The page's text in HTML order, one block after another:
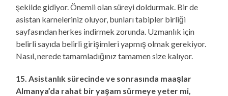
şekilde gidiyor. Önemli olan süreyi doldurmak. Bir de
asistan karneleriniz oluyor, bunları tabipler birliği
sayfasından herkes indirmek zorunda. Uzmanlık için
belirli sayıda belirli girişimleri yapmış olmak gerekiyor.
Nasıl, nerede tamamladığınız tamamen size kalıyor.
15. Asistanlık sürecinde ve sonrasında maaşlar
Almanya’da rahat bir yaşam sürmeye yeter mi,